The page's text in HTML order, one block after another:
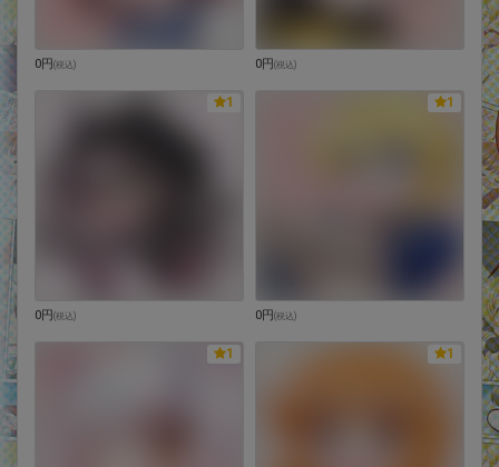
0円(税込) 0円(税込)
1
0円(税込)
1
0円(税込)
1 1